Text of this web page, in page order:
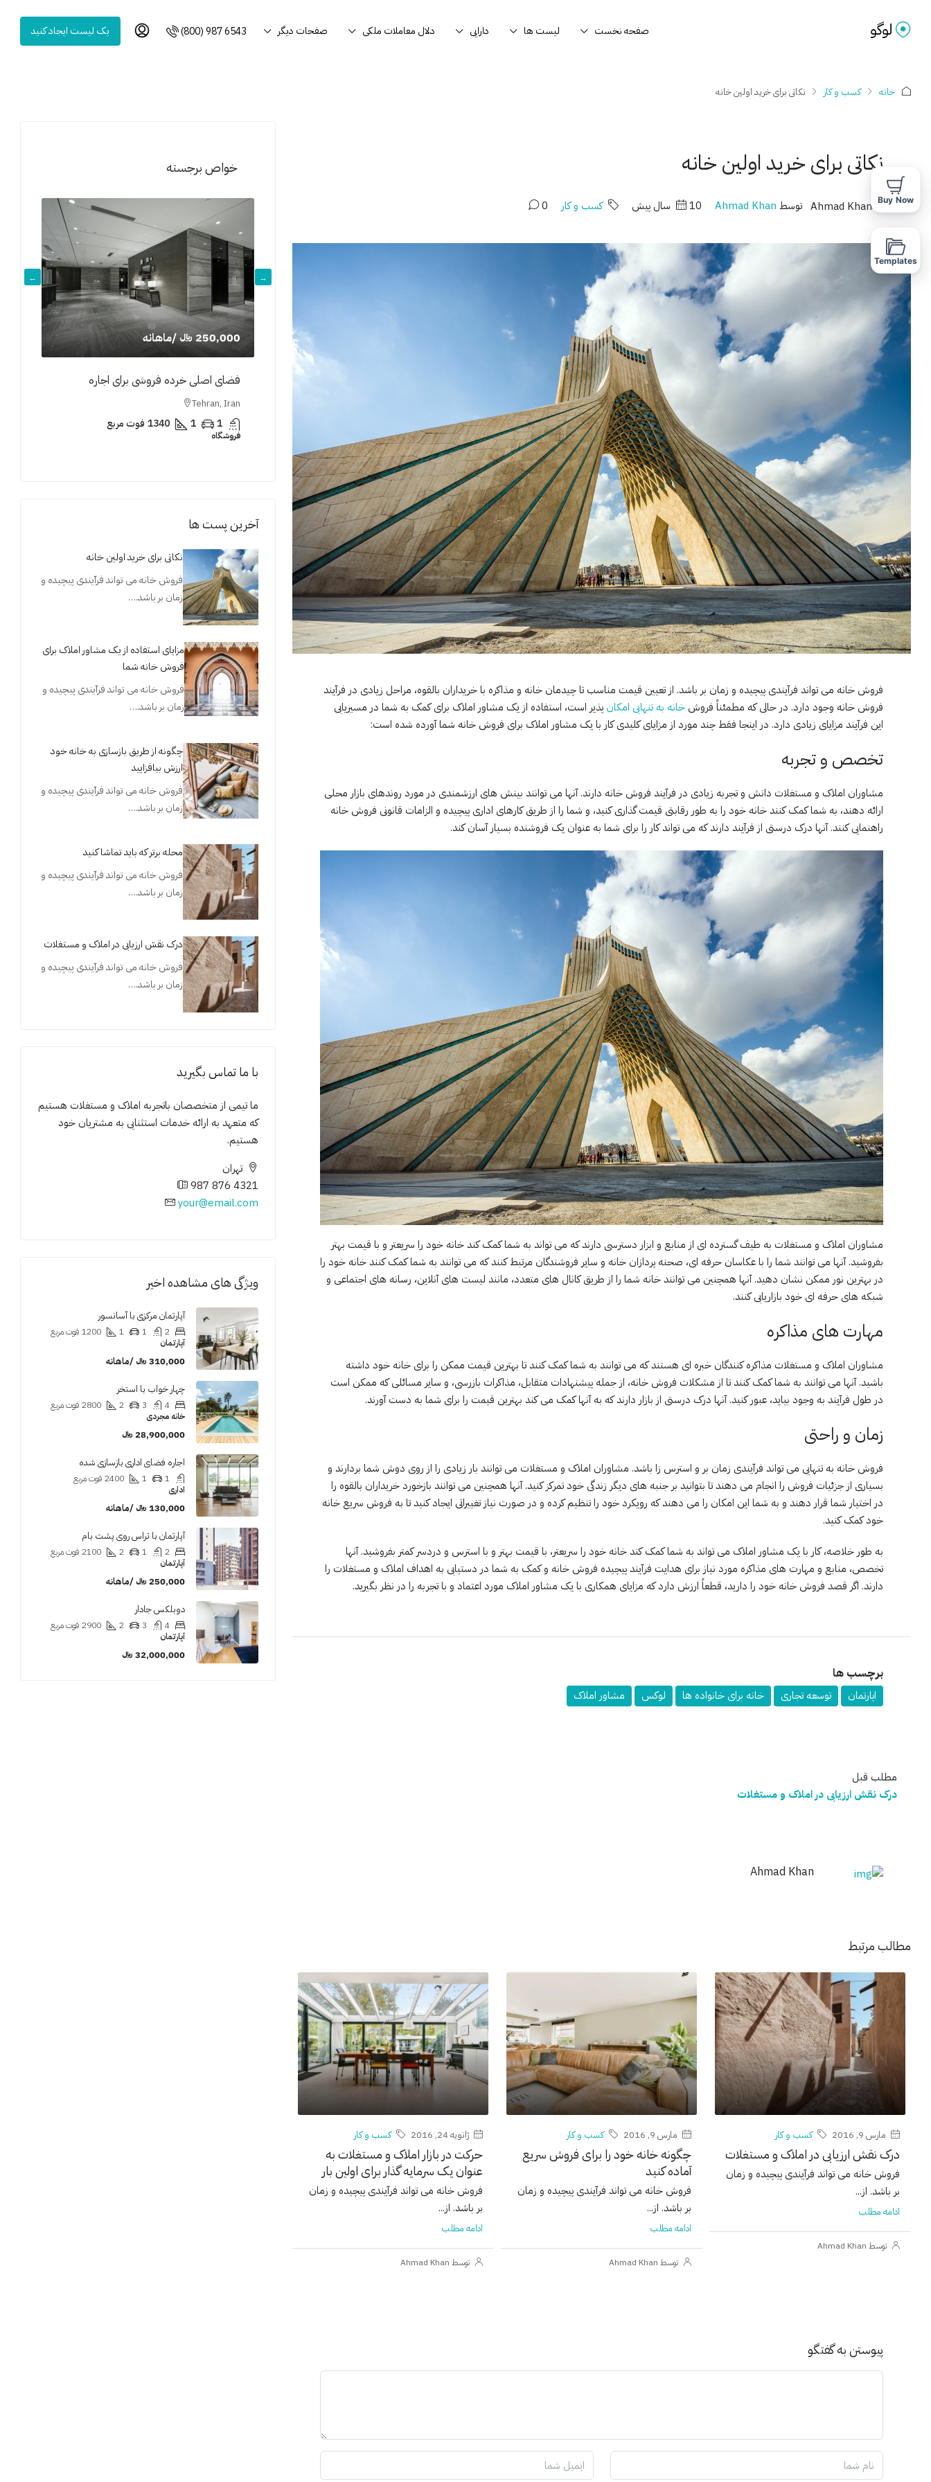
صفحه نخست لیست ها دارایی دلال معاملات ملکی صفحات دیگر (800) 987 6543 یک لیست ایجاد کنید
خانه کسب و کار نکاتی برای خرید اولین خانه
نکاتی برای خرید اولین خانه
توسط Ahmad Khan 10 سال پیش کسب و کار 0
فروش خانه می تواند فرآیندی پیچیده و زمان بر باشد. از تعیین قیمت مناسب تا چیدمان خانه و مذاکره با خریداران بالقوه، مراحل زیادی در فرآیند
فروش خانه وجود دارد. در حالی که مطمئناً فروش خانه به تنهایی امکان پذیر است، استفاده از یک مشاور املاک برای کمک به شما در مسیریابی
این فرآیند مزایای زیادی دارد. در اینجا فقط چند مورد از مزایای کلیدی کار با یک مشاور املاک برای فروش خانه شما آورده شده است:
تخصص و تجربه
مشاوران املاک و مستغلات دانش و تجربه زیادی در فرآیند فروش خانه دارند. آنها می توانند بینش های ارزشمندی در مورد روندهای بازار محلی
ارائه دهند، به شما کمک کنند خانه خود را به طور رقابتی قیمت گذاری کنید، و شما را از طریق کارهای اداری پیچیده و الزامات قانونی فروش خانه
راهنمایی کنند. آنها درک درستی از فرآیند دارند که می تواند کار را برای شما به عنوان یک فروشنده بسیار آسان کند.
مشاوران املاک و مستغلات به طیف گسترده ای از منابع و ابزار دسترسی دارند که می تواند به شما کمک کند خانه خود را سریعتر و با قیمت بهتر
بفروشید. آنها می توانند شما را با عکاسان حرفه ای، صحنه پردازان خانه و سایر فروشندگان مرتبط کنند که می توانند به شما کمک کنند خانه خود را
در بهترین نور ممکن نشان دهید. آنها همچنین می توانند خانه شما را از طریق کانال های متعدد، مانند لیست های آنلاین، رسانه های اجتماعی و
شبکه های حرفه ای خود بازاریابی کنند.
مهارت های مذاکره
مشاوران املاک و مستغلات مذاکره کنندگان خبره ای هستند که می توانند به شما کمک کنند تا بهترین قیمت ممکن را برای خانه خود داشته
باشید. آنها می توانند به شما کمک کنند تا از مشکلات فروش خانه، از جمله پیشنهادات متقابل، مذاکرات بازرسی، و سایر مسائلی که ممکن است
در طول فرآیند به وجود بیاید، عبور کنید. آنها درک درستی از بازار دارند که به آنها کمک می کند بهترین قیمت را برای شما به دست آورند.
زمان و راحتی
فروش خانه به تنهایی می تواند فرآیندی زمان بر و استرس زا باشد. مشاوران املاک و مستغلات می توانند بار زیادی را از روی دوش شما بردارند و
بسیاری از جزئیات فروش را انجام می دهند تا بتوانید بر جنبه های دیگر زندگی خود تمرکز کنید. آنها همچنین می توانند بازخورد خریداران بالقوه را
در اختیار شما قرار دهند و به شما این امکان را می دهند که رویکرد خود را تنظیم کرده و در صورت نیاز تغییراتی ایجاد کنید تا به فروش سریع خانه
خود کمک کنید.
به طور خلاصه، کار با یک مشاور املاک می تواند به شما کمک کند خانه خود را سریعتر، با قیمت بهتر و با استرس و دردسر کمتر بفروشید. آنها
تخصص، منابع و مهارت های مذاکره مورد نیاز برای هدایت فرآیند پیچیده فروش خانه و کمک به شما در دستیابی به اهداف املاک و مستغلات را
دارند. اگر قصد فروش خانه خود را دارید، قطعاً ارزش دارد که مزایای همکاری با یک مشاور املاک مورد اعتماد و با تجربه را در نظر بگیرید.
برچسب ها
اپارتمان توسعه تجاری خانه برای خانواده ها لوکس مشاور املاک
مطلب قبل
درک نقش ارزیابی در املاک و مستغلات
Ahmad Khan
مطالب مرتبط
مارس 9, 2016 کسب و کار
درک نقش ارزیابی در املاک و مستغلات
فروش خانه می تواند فرآیندی پیچیده و زمان
بر باشد. از...
ادامه مطلب
توسط Ahmad Khan
مارس 9, 2016 کسب و کار
چگونه خانه خود را برای فروش سریع
آماده کنید
فروش خانه می تواند فرآیندی پیچیده و زمان
بر باشد. از...
ادامه مطلب
توسط Ahmad Khan
ژانویه 24, 2016 کسب و کار
حرکت در بازار املاک و مستغلات به
عنوان یک سرمایه گذار برای اولین بار
فروش خانه می تواند فرآیندی پیچیده و زمان
بر باشد. از...
ادامه مطلب
توسط Ahmad Khan
پیوستن به گفتگو
خواص برجسته
100,000 ﷼ /ماهانه
آپارتمان دوبلکس
Tehran, Iran
4
3
1
1350فوت مربع
اداری
3
خانه مجردی
250,000 ﷼ /ماهانه
فضای اصلی خرده فروشی برای اجاره
Tehran, Iran
1
1
1340 فوت مربع
فروشگاه
آخرین پست ها
نکاتی برای خرید اولین خانه
فروش خانه می تواند فرآیندی پیچیده و
زمان بر باشد.…
مزایای استفاده از یک مشاور املاک برای
فروش خانه شما
فروش خانه می تواند فرآیندی پیچیده و
زمان بر باشد.…
چگونه از طریق بازسازی به خانه خود
ارزش بیافزایید
فروش خانه می تواند فرآیندی پیچیده و
زمان بر باشد.…
محله برتر که باید تماشا کنید
فروش خانه می تواند فرآیندی پیچیده و
زمان بر باشد.…
درک نقش ارزیابی در املاک و مستغلات
فروش خانه می تواند فرآیندی پیچیده و
زمان بر باشد.…
با ما تماس بگیرید
ما تیمی از متخصصان باتجربه املاک و مستغلات هستیم
که متعهد به ارائه خدمات استثنایی به مشتریان خود
هستیم.
تهران
987 876 4321
your@email.com
ویژگی های مشاهده اخیر
آپارتمان مرکزی با آسانسور
2
1
1
1200 فوت مربع
آپارتمان
310,000 ﷼ /ماهانه
چهار خواب با استخر
4
3
2
2800 فوت مربع
خانه مجردی
28,900,000 ﷼
اجاره فضای اداری بازسازی شده
1
1
2400 فوت مربع
اداری
130,000 ﷼ /ماهانه
آپارتمان با تراس روی پشت بام
2
1
2
2100 فوت مربع
آپارتمان
250,000 ﷼ /ماهانه
دوبلکس جادار
4
3
2
2900 فوت مربع
آپارتمان
32,000,000 ﷼
Buy Now
Templates